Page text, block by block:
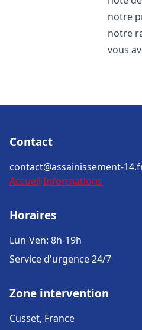
notre
notre
vous
Contact
contact@assainissement-
Accueil Informations
Horaires
Lun-Ven: 8h-19h
Service d'urgence 24/7
Zone intervention
Cusset, France